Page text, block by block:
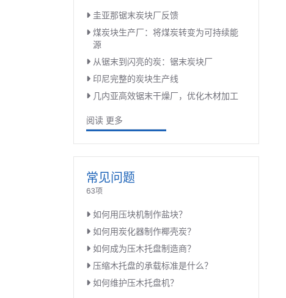
圭亚那锯末炭块厂反馈
煤炭块生产厂：将煤炭转变为可持续能
源
从锯末到闪亮的炭：锯末炭块厂
印尼完整的炭块生产线
几内亚高效锯末干燥厂，优化木材加工
阅读 更多
常见问题
63项
如何用压块机制作盐块？
如何用炭化器制作椰壳炭？
如何成为压木托盘制造商？
压缩木托盘的承载标准是什么？
如何维护压木托盘机？